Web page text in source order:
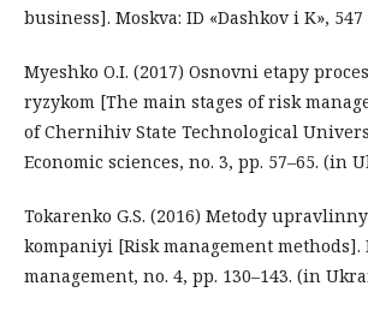
business]. Moskva: ID «Dashkov i K»,
Myeshko O.I. (2017) Osnovni etapy
ryzykom [The main stages of risk
of Chernihiv State Technological
Economic sciences, no. 3, pp. 57–65. (in
Tokarenko G.S. (2016) Metody
kompaniyi [Risk management methods].
management, no. 4, pp. 130–143. (in